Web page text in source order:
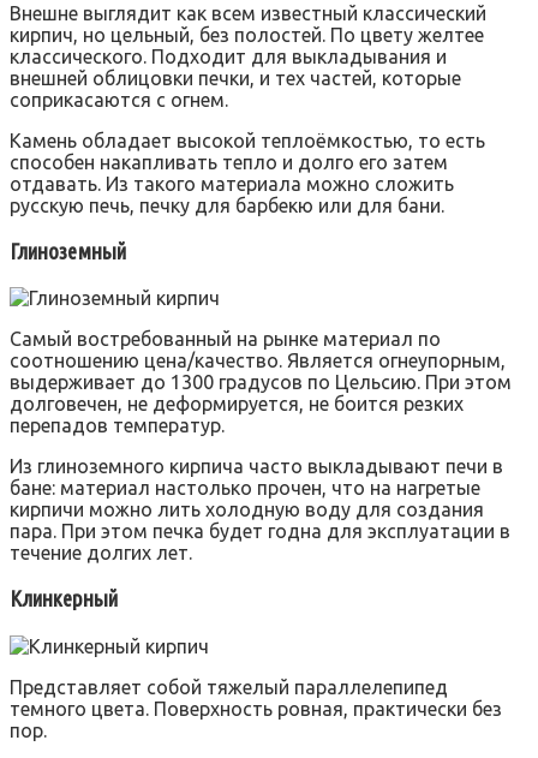
Внешне выглядит как всем известный классический
кирпич, но цельный, без полостей. По цвету желтее
классического. Подходит для выкладывания и
внешней облицовки печки, и тех частей, которые
соприкасаются с огнем.
Камень обладает высокой теплоёмкостью, то есть
способен накапливать тепло и долго его затем
отдавать. Из такого материала можно сложить
русскую печь, печку для барбекю или для бани.
Глиноземный
Самый востребованный на рынке материал по
соотношению цена/качество. Является огнеупорным,
выдерживает до 1300 градусов по Цельсию. При этом
долговечен, не деформируется, не боится резких
перепадов температур.
Из глиноземного кирпича часто выкладывают печи в
бане: материал настолько прочен, что на нагретые
кирпичи можно лить холодную воду для создания
пара. При этом печка будет годна для эксплуатации в
течение долгих лет.
Клинкерный
Представляет собой тяжелый параллелепипед
темного цвета. Поверхность ровная, практически без
пор.